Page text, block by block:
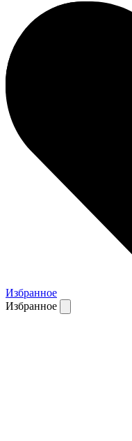
Избранное
Избранное